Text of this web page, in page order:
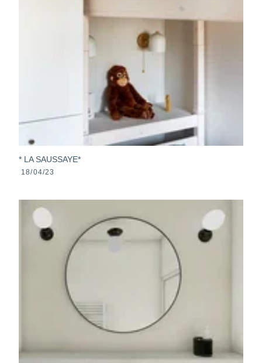
* LA SAUSSAYE*
18/04/23